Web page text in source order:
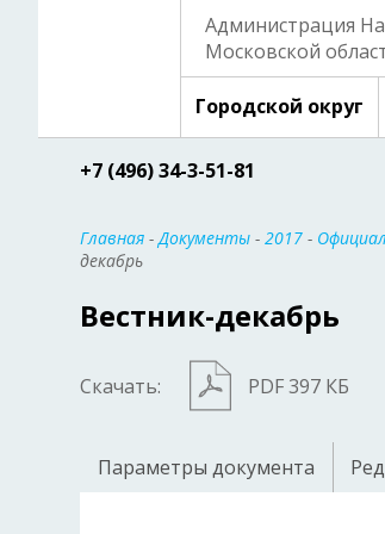
Администрация
Московской
Городской округ
+7 (496) 34-3-51-81
Главная -Документы - 2017 -
декабрь
Вестник-декабрь
Скачать: PDF 397 КБ
Параметры документа